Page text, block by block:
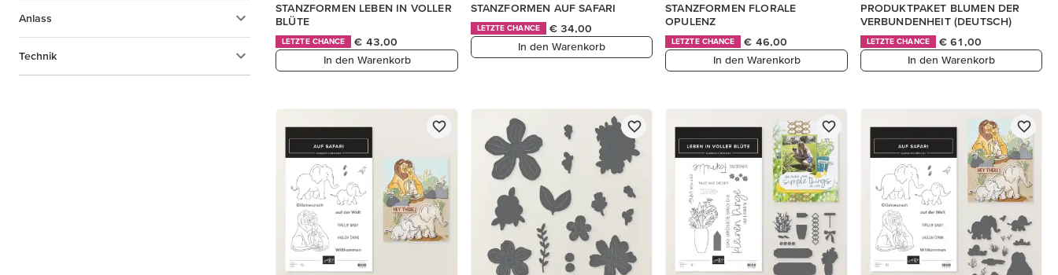
Anlass
Technik
STANZFORMEN LEBEN IN VOLLER
BLÜTE
LETZTE CHANCE
€ 43,00
In den Warenkorb
STANZFORMEN AUF SAFARI
LETZTE CHANCE
€ 34,00
In den Warenkorb
STANZFORMEN FLORALE
OPULENZ
LETZTE CHANCE
€ 46,00
In den Warenkorb
PRODUKTPAKET BLUMEN DER
VERBUNDENHEIT (DEUTSCH)
LETZTE CHANCE
€ 61,00
In den Warenkorb